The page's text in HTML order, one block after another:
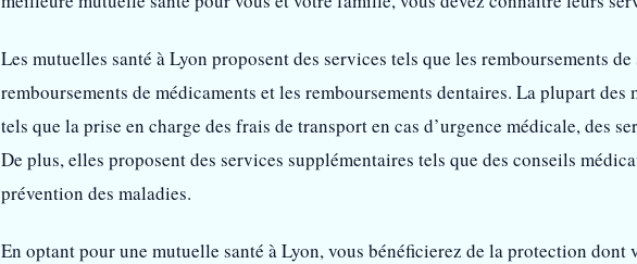
Les mutuelles santé à Lyon proposent des services tels que les remboursements
remboursements de médicaments et les remboursements dentaires. La plupart
tels que la prise en charge des frais de transport en cas d’urgence médicale, des
De plus, elles proposent des services supplémentaires tels que des conseils
prévention des maladies.
En optant pour une mutuelle santé à Lyon, vous bénéficierez de la protection